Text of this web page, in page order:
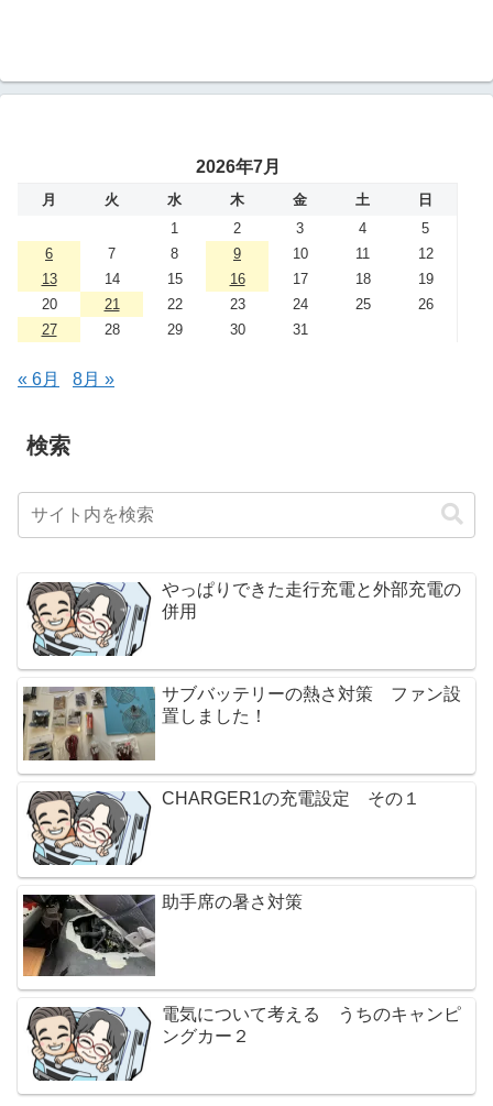
2026年7月
月 火 水 木 金 土
日
1
2 3 4
5
6
7 8 9 10 11
12
13
14 15 16 17 18
19
20
21 22 23 24 25
26
27
28 29 30 31
« 6月 8月 »
検索
やっぱりできた走行充電と外部充電の
併用
サブバッテリーの熱さ対策 ファン設
置しました！
CHARGER1の充電設定 その１
助手席の暑さ対策
電気について考える うちのキャンピ
ングカー２